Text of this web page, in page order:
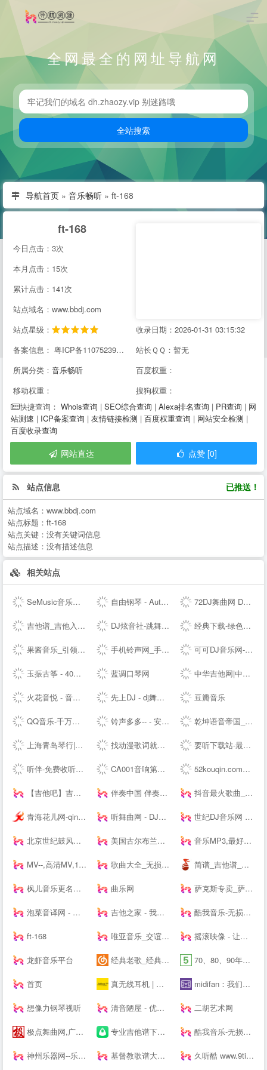
全网最全的网址导航网
导航首页 » 音乐畅听 » ft-168
ft-168
今日点击：3次
本月点击：15次
累计点击：141次
站点域名：www.bbdj.com
站点星级：
收录日期：2026-01-31 03:15:32
备案信息： 粤ICP备11075239号-11
站长ＱＱ：暂无
所属分类： 音乐畅听
百度权重：
移动权重：
搜狗权重：
快捷查询： Whois查询 | SEO综合查询 | Alexa排名查询 | PR查询 | 网
站测速 | ICP备案查询 | 友情链接检测 | 百度权重查询 | 网站安全检测 |
百度收录查询
网站直达 点赞 [0]
站点信息 已推送！
站点域名： www.bbdj.com
站点标题： ft-168
站点关键： 没有关键词信息
站点描述： 没有描述信息
相关站点
SeMusic音乐网站源码|一号DJ开源PHP音乐CMS网站管理系统 自由钢琴 - AutoPiano | 在线钢琴，键盘钢琴，模拟钢琴，多种乐器选择，好听又好玩 72DJ舞曲网 DJ舞曲 DJ串烧 最新好听的dj舞曲免费下载网站
吉他谱_吉他入门教程_吉他教学视频_吉他谱下载-吉他屋 DJ炫音社-跳舞专辑_公路音乐_酒吧音乐夜店慢摇车载DJ舞曲网站 经典下载-绿色软件下载-常用软件下载
果酱音乐_引领音乐娱乐新风向 手机铃声网_手机铃声下载_免费手机铃声下载 可可DJ音乐网-车载dj dj舞曲 dj现场视频 原创DJ音乐分享平台
玉振古筝 - 40年技术沉淀，铸就扬州筝业佼佼者 蓝调口琴网 中华吉他网|中国(珠海)国际吉他艺术节|中国(珠海)吉他大赛|教育|琴行|厂商|珠海吉他学会|研究会|珠海市音乐家协会|联谊会|结他|吉它|china|gutiar|keytar|www.zhguitar.com
火花音悦 - 音乐版权服务平台，正版音乐好听不贵 先上DJ - dj舞曲|dj歌曲串烧|dj慢摇舞曲|劲爆dj|车载dj 豆瓣音乐
QQ音乐-千万正版音乐海量无损曲库新歌热歌天天畅听的高品质音乐平台！ 铃声多多-- - 安卓、苹果、电脑官方版下载 乾坤语音帝国_MP3音乐免费试听下载网站
上海青岛琴行|钢琴品牌|买钢琴|学钢琴|钢琴价格|小小莫扎特钢琴城培训-- 找动漫歌词就到 - 每日动漫歌词网 要听下载站-最新手机游戏软件下载平台
听伴-免费收听小说相声儿歌笑话段子,网络收音机|在线收听平台！ CA001音响第一网 _ 音频视频灯光信息平台 - Powered by CA001.COM 52kouqin.com到期，请续费
【吉他吧】吉他谱大全_吉他弹唱视频教学 伴奏中国 伴奏网 -- 【其他均为假冒网站 将追究法律责任】 抖音最火歌曲_好听的歌曲 - 我要歌词网
青海花儿网-qinghaihuaer.com.cn 听舞曲网 - DJ舞曲,MP4,MP3免费下载,流行音乐,抖音热门歌曲,网络热门歌曲 世纪DJ音乐网 - 无损高品质DJ舞曲分享,音质最好的DJ免费下载网站
北京世纪鼓风打击乐器中心-打击乐鼓风 美国古尔布兰森GULBRANSEN-百年高端品牌钢琴-（中国）-- 音乐MP3,最好听的歌曲,流行音乐网 - YYMP3音乐网
MV--,高清MV,1080PMV,高清MP4,MV下载,可可MV 歌曲大全_无损音乐下载_MP3歌曲免费下载 - 求歌网 简谱_吉他谱_简谱歌谱大全_钢琴谱_歌谱曲谱大全 - 爱曲谱网
枫儿音乐更名为枫儿乐谱网提供各种简谱，歌谱，五线谱，吉他谱 曲乐网 萨克斯专卖_萨克斯价格_进口萨克斯_萨克斯厂家-台湾Sertur/萨尔特萨克斯【官网】
泡菜音译网 - 韩语歌词音译,谐音歌词,韩剧ost音译分享平台 吉他之家 - 我的吉他谱,我的吉他网站! 酷我音乐-无损音质正版在线试听网站
ft-168 唯亚音乐_交谊舞曲_舞厅舞曲大全_夜场交谊舞曲 摇滚映像 - 让生活看见希望
龙虾音乐平台 经典老歌_经典老歌大全_经典老歌100首怀旧连播 70、80、90年代经典老歌尽在-经典老歌网
首页 真无线耳机 | 蓝牙耳机 | 蓝牙耳机品牌排行榜前十名 | 骨传导耳机ANC | 北欧耳机品牌 TWS | 捷波朗 Jabra midifan：我们关注电脑音乐
想像力钢琴视听 清音陋屋 - 优美纯音乐精美散文分享网站 二胡艺术网
极点舞曲网,广场舞,中国好舞蹈,鬼步舞,交谊舞曲,交谊舞曲网站,交谊舞曲免费下载,dj舞曲免费下载,dj舞曲下载,舞曲大全,劲爆dj舞曲,好听的dj舞曲 专业吉他谱下载平台 - 吉他世界 酷我音乐-无损音质正版在线试听网站
神州乐器网--乐器行业-- 基督教歌谱大全-分享基督教赞美诗歌简谱，五线谱，和弦谱，歌词的最佳网站! 久听酷 www.9tingku.com 原创DJ音乐分享平台 DJ舞曲 超劲爆车载DJ下载网站